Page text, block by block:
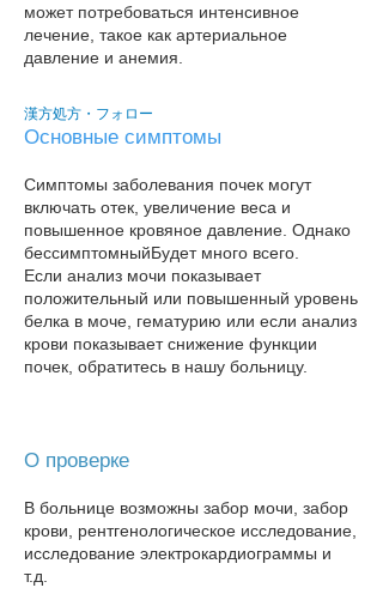
может потребоваться интенсивное
лечение, такое как артериальное
давление и анемия.
漢方処方・フォロー
Основные симптомы
Симптомы заболевания почек могут
включать отек, увеличение веса и
повышенное кровяное давление. Однако
бессимптомныйБудет много всего.
Если анализ мочи показывает
положительный или повышенный уровень
белка в моче, гематурию или если анализ
крови показывает снижение функции
почек, обратитесь в нашу больницу​.
О проверке
В больнице возможны забор мочи, забор
крови, рентгенологическое исследование,
исследование электрокардиограммы и
т.д.